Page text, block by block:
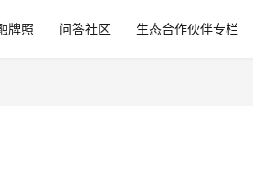
牌照 问答社区 生态合作伙伴专栏